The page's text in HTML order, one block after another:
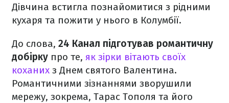
Дівчина встигла познайомитися з рідними
кухаря та пожити у нього в Колумбії.
До слова, 24 Канал підготував романтичну
добірку про те, як зірки вітають своїх
коханих з Днем святого Валентина.
Романтичними зізнаннями зворушили
мережу, зокрема, Тарас Тополя та його